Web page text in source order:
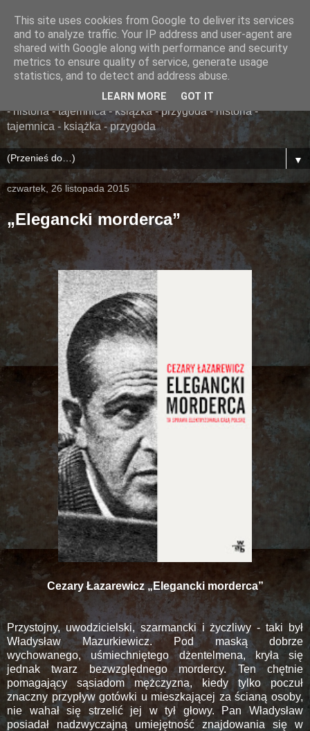
......... ZAPOMNIANA
BIBLIOTEKA ........
książka - przygoda - historia - tajemnica - książka - przygoda
- historia - tajemnica - książka - przygoda - historia -
tajemnica - książka - przygoda
▼
czwartek, 26 listopada 2015
„Elegancki morderca”
Cezary Łazarewicz „Elegancki morderca”
Przystojny, uwodzicielski, szarmancki i życzliwy - taki był
Władysław Mazurkiewicz. Pod maską dobrze
wychowanego, uśmiechniętego dżentelmena, kryła się
jednak twarz bezwzględnego mordercy. Ten chętnie
pomagający sąsiadom mężczyzna, kiedy tylko poczuł
znaczny przypływ gotówki u mieszkającej za ścianą osoby,
nie wahał się strzelić jej w tył głowy. Pan Władysław
posiadał nadzwyczajną umiejętność znajdowania się w
This site uses cookies from Google to deliver its services
and to analyze traffic. Your IP address and user-agent are
shared with Google along with performance and security
metrics to ensure quality of service, generate usage
statistics, and to detect and address abuse.
LEARN MORE GOT IT